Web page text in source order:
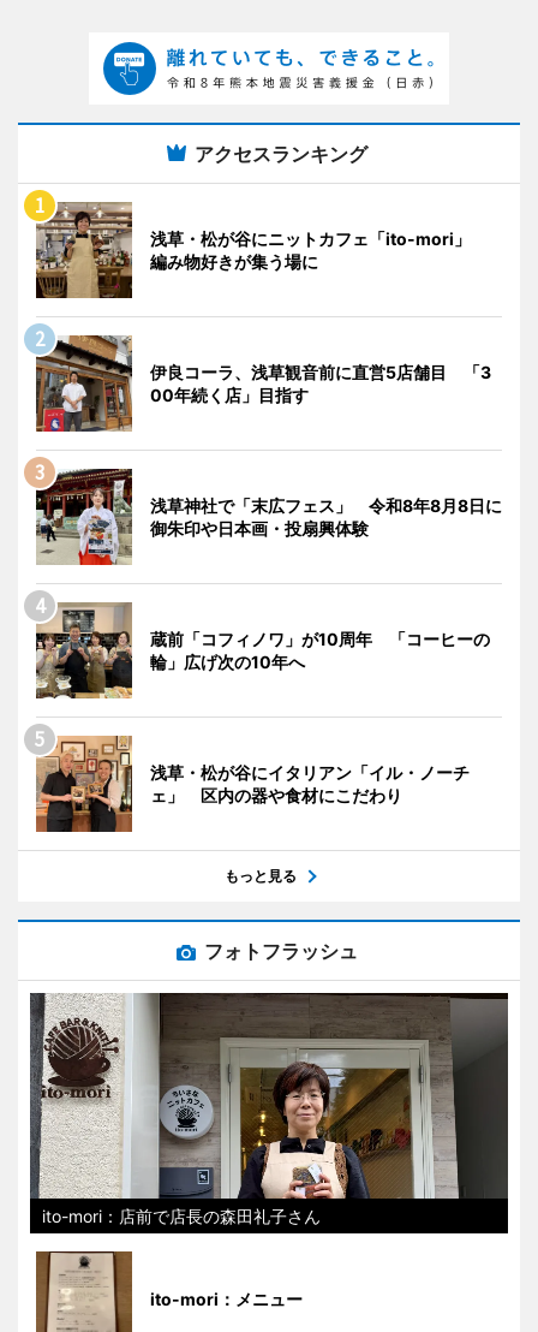
アクセスランキング
浅草・松が谷にニットカフェ「ito-mori」
編み物好きが集う場に
伊良コーラ、浅草観音前に直営5店舗目 「3
00年続く店」目指す
浅草神社で「末広フェス」 令和8年8月8日に
御朱印や日本画・投扇興体験
蔵前「コフィノワ」が10周年 「コーヒーの
輪」広げ次の10年へ
浅草・松が谷にイタリアン「イル・ノーチ
ェ」 区内の器や食材にこだわり
もっと見る
フォトフラッシュ
ito-mori：店前で店長の森田礼子さん
ito-mori：メニュー